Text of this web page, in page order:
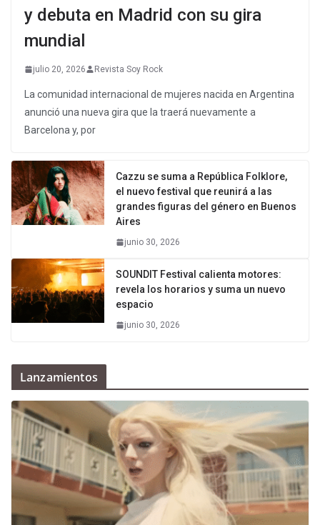
y debuta en Madrid con su gira
mundial
julio 20, 2026 Revista Soy Rock
La comunidad internacional de mujeres nacida en Argentina
anunció una nueva gira que la traerá nuevamente a
Barcelona y, por
Cazzu se suma a República Folklore,
el nuevo festival que reunirá a las
grandes figuras del género en Buenos
Aires
junio 30, 2026
SOUNDIT Festival calienta motores:
revela los horarios y suma un nuevo
espacio
junio 30, 2026
Lanzamientos